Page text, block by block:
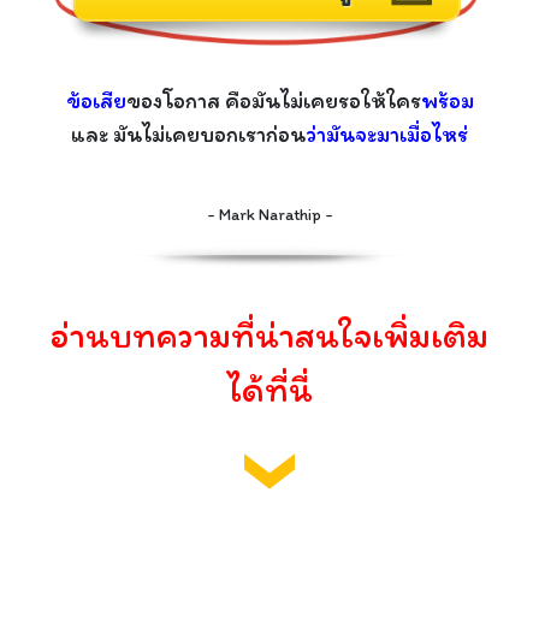
ข้อเสียของโอกาส คือมันไม่เคยรอให้ใครพร้อม
และ มันไม่เคยบอกเราก่อนว่ามันจะมาเมื่อไหร่
- Mark Narathip -
อ่านบทความที่น่าสนใจเพิ่มเติม
ได้ที่นี่